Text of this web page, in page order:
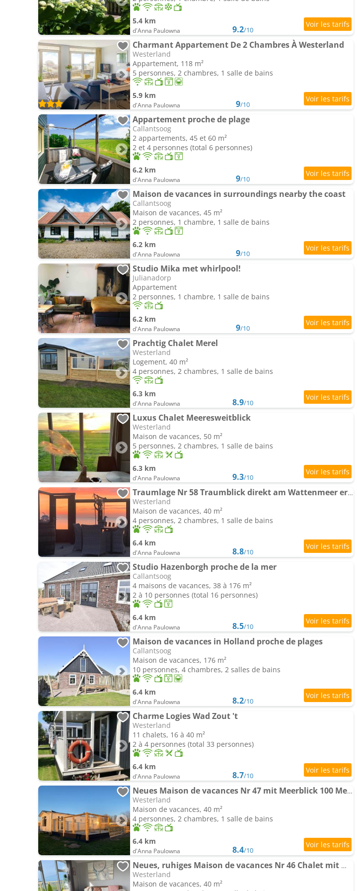
5.4 km
d'Anna Paulowna 9.2/10
Charmant Appartement De 2 Chambres À Westerland
Westerland
Appartement, 118 m²
5 personnes, 2 chambres, 1 salle de bains
5.9 km
d'Anna Paulowna 9/10
Appartement proche de plage
Callantsoog
2 appartements, 45 et 60 m²
2 et 4 personnes (total 6 personnes)
6.2 km
d'Anna Paulowna 9/10
Maison de vacances in surroundings nearby the coast
Callantsoog
Maison de vacances, 45 m²
2 personnes, 1 chambre, 1 salle de bains
6.2 km
d'Anna Paulowna 9/10
Studio Mika met whirlpool!
Julianadorp
Appartement
2 personnes, 1 chambre, 1 salle de bains
6.2 km
d'Anna Paulowna 9/10
Prachtig Chalet Merel
Westerland
Logement, 40 m²
4 personnes, 2 chambres, 1 salle de bains
6.3 km
d'Anna Paulowna 8.9/10
Luxus Chalet Meeresweitblick
Westerland
Maison de vacances, 50 m²
5 personnes, 2 chambres, 1 salle de bains
6.3 km
d'Anna Paulowna 9.3/10
Traumlage Nr 58 Traumblick direkt am Wattenmeer erste Reihe unendliche Weite, eingebettet in der Nat
Westerland
Maison de vacances, 40 m²
4 personnes, 2 chambres, 1 salle de bains
6.4 km
d'Anna Paulowna 8.8/10
Studio Hazenborgh proche de la mer
Callantsoog
4 maisons de vacances, 38 à 176 m²
2 à 10 personnes (total 16 personnes)
6.4 km
d'Anna Paulowna 8.5/10
Maison de vacances in Holland proche de plages
Callantsoog
Maison de vacances, 176 m²
10 personnes, 4 chambres, 2 salles de bains
6.4 km
d'Anna Paulowna 8.2/10
Charme Logies Wad Zout 't
Westerland
11 chalets, 16 à 40 m²
2 à 4 personnes (total 33 personnes)
6.4 km
d'Anna Paulowna 8.7/10
Neues Maison de vacances Nr 47 mit Meerblick 100 Meter zum Wattenmeer, eingezäunt, hundefreundlich
Westerland
Maison de vacances, 40 m²
4 personnes, 2 chambres, 1 salle de bains
6.4 km
d'Anna Paulowna 8.4/10
Neues, ruhiges Maison de vacances Nr 46 Chalet mit Meerblick 100 Meter zum Wattenmeer, komplett eingezäunt
Westerland
Maison de vacances, 40 m²